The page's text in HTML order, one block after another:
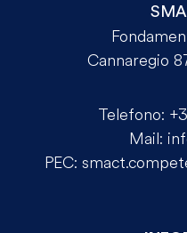
Cannaregio
Telefono:
Mail:
PEC: